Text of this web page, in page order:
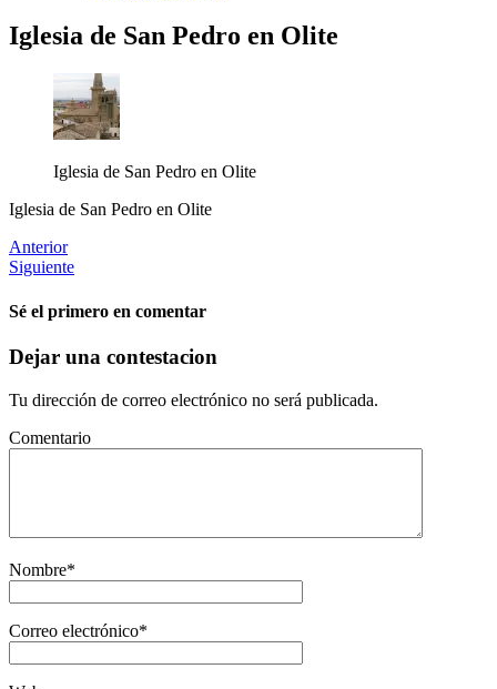
Iglesia de San Pedro en Olite
Iglesia de San Pedro en Olite
Iglesia de San Pedro en Olite
Anterior
Siguiente
Sé el primero en comentar
Dejar una contestacion
Tu dirección de correo electrónico no será publicada.
Comentario
Nombre*
Correo electrónico*